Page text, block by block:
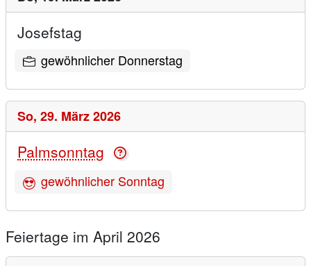
Josefstag
gewöhnlicher Donnerstag
So, 29. März 2026
Palmsonntag
gewöhnlicher Sonntag
Feiertage im April 2026